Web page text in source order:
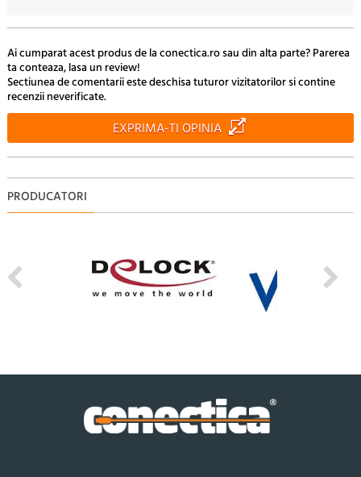
Ai cumparat acest produs de la conectica.ro sau din alta parte? Parerea
ta conteaza, lasa un review!
Sectiunea de comentarii este deschisa tuturor vizitatorilor si contine
recenzii neverificate.
EXPRIMA-TI OPINIA
PRODUCATORI